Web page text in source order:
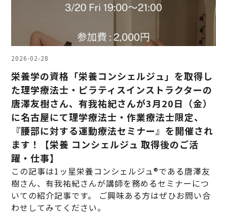
2026-02-28
栄養学の資格「栄養コンシェルジュ」を取得し
た理学療法士・ピラティスインストラクターの
唐澤友樹さん、有我祐紀さんが3月20日（金）
に名古屋にて理学療法士・作業療法士限定、
『腰部に対する運動療法セミナー』を開催され
ます！【栄養 コンシェルジュ 取得後のご活
躍・仕事】
この記事は1ッ星栄養コンシェルジュ®である唐澤友
樹さん、有我祐紀さんが講師を務めるセミナーにつ
いての紹介記事です。 ご興味ある方はぜひお問い合
わせしてみてください。